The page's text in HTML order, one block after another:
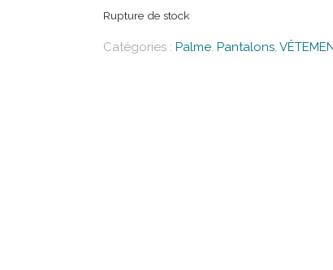
Rupture de stock
Catégories : Palme, Pantalons,